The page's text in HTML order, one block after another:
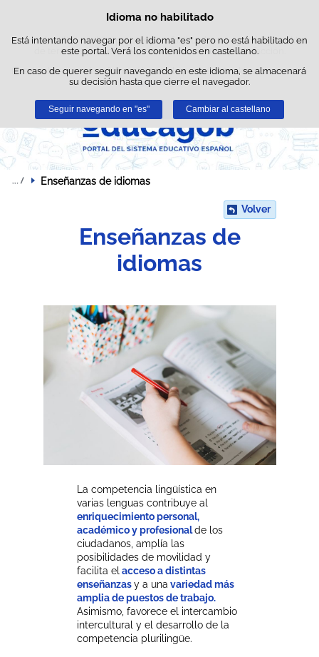
Política de cookies
Esta web utiliza cookies propias para facilitar la navegación y cookies
de terceros para obtener estadísticas de uso y satisfacción.
Puede obtener más información en el apartado "Cookies" de nuestro
aviso legal.
Aceptar Rechazar
Idioma no habilitado
Está intentando navegar por el idioma "es" pero no está habilitado en
este portal. Verá los contenidos en castellano.
En caso de querer seguir navegando en este idioma, se almacenará
su decisión hasta que cierre el navegador.
Seguir navegando en "es" Cambiar al castellano
Saltar al contenido
Enseñanzas de idiomas
Volver
Enseñanzas de
idiomas
La competencia lingüística en
varias lenguas contribuye al
enriquecimiento personal,
académico y profesionalde los
ciudadanos, amplía las
posibilidades de movilidad y
facilita el acceso a distintas
enseñanzasy a una variedad más
amplia de puestos de trabajo.
Asimismo, favorece el intercambio
intercultural y el desarrollo de la
competencia plurilingüe.